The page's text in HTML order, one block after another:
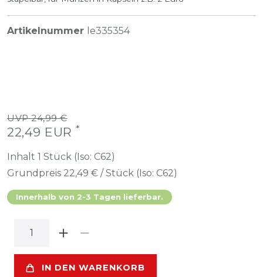
Artikelnummer le335354
UVP 24,99 €
22,49 EUR *
Inhalt 1 Stück (Iso: C62)
Grundpreis 22,49 € / Stück (Iso: C62)
Innerhalb von 2-3 Tagen lieferbar.
IN DEN WARENKORB